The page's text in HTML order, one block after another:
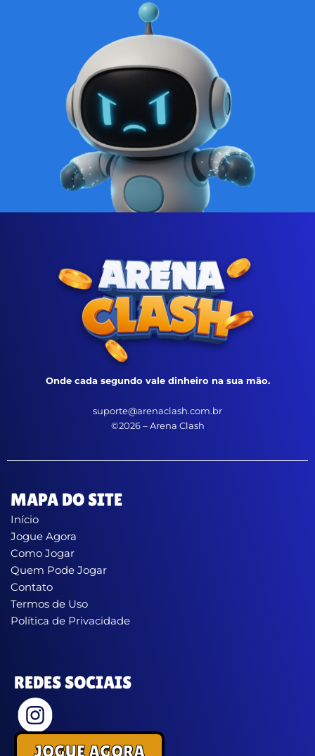
Onde cada segundo vale dinheiro na sua mão.
suporte@arenaclash.com.br
©2026 – Arena Clash
MAPA DO SITE
Início
Jogue Agora
Como Jogar
Quem Pode Jogar
Contato
Termos de Uso
Política de Privacidade
REDES SOCIAIS
JOGUE AGORA